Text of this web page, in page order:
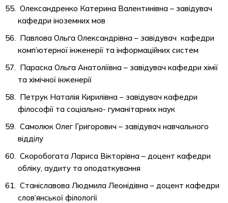
Олександренко Катерина Валентинівна – завідувач
кафедри іноземних мов
Павлова Ольга Олександрівна – завідувач кафедри
комп’ютерної інженерії та інформаційних систем
Параска Ольга Анатоліївна – завідувач кафедри хімії
та хімічної інженерії
Петрук Наталія Кирилівна – завідувач кафедри
філософії та соціально- гуманітарних наук
Самолюк Олег Григорович – завідувач навчального
відділу
Скоробогата Лариса Вікторівна – доцент кафедри
обліку, аудиту та оподаткування
Станіславова Людмила Леонідівна – доцент кафедри
слов’янської філології